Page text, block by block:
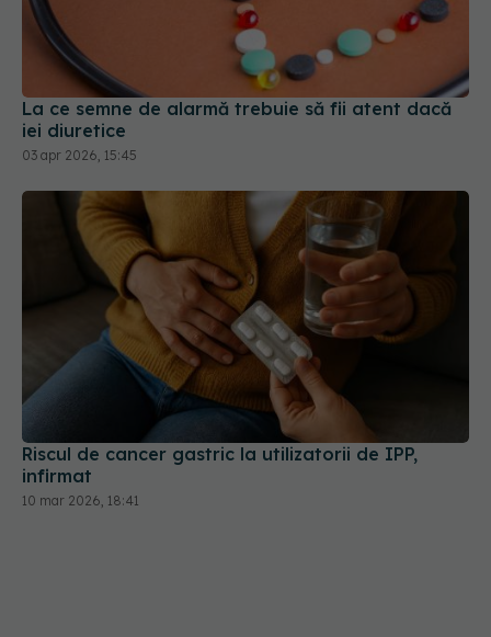
La ce semne de alarmă trebuie să fii atent dacă
iei diuretice
03 apr 2026, 15:45
Riscul de cancer gastric la utilizatorii de IPP,
infirmat
10 mar 2026, 18:41